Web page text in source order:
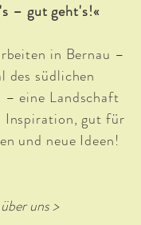
– gut geht's!«
in Bernau –
des südlichen
– eine Landschaft
Inspiration, gut für
und neue Ideen!
uns >